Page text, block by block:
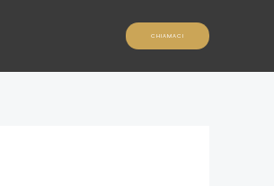
CHIAMACI